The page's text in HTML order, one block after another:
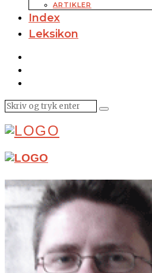
ARTIKLER
Index
Leksikon